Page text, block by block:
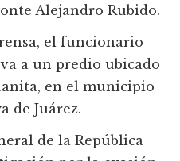
Alejandro Rubido.
el funcionario
a un predio ubicado
en el municipio
de Juárez.
de la República